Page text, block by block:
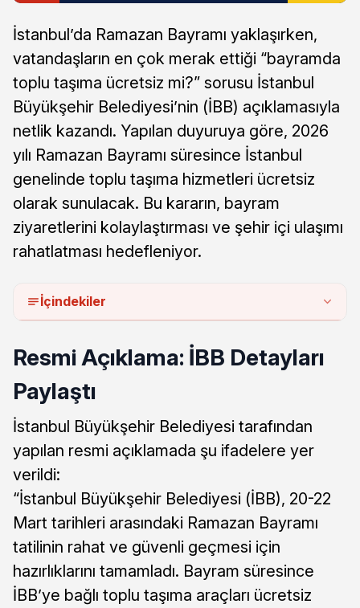
İstanbul’da Ramazan Bayramı yaklaşırken,
vatandaşların en çok merak ettiği “bayramda
toplu taşıma ücretsiz mi?” sorusu İstanbul
Büyükşehir Belediyesi’nin (İBB) açıklamasıyla
netlik kazandı. Yapılan duyuruya göre, 2026
yılı Ramazan Bayramı süresince İstanbul
genelinde toplu taşıma hizmetleri ücretsiz
olarak sunulacak. Bu kararın, bayram
ziyaretlerini kolaylaştırması ve şehir içi ulaşımı
rahatlatması hedefleniyor.
İçindekiler
Resmi Açıklama: İBB Detayları
Paylaştı
İstanbul Büyükşehir Belediyesi tarafından
yapılan resmi açıklamada şu ifadelere yer
verildi:
“İstanbul Büyükşehir Belediyesi (İBB), 20-22
Mart tarihleri arasındaki Ramazan Bayramı
tatilinin rahat ve güvenli geçmesi için
hazırlıklarını tamamladı. Bayram süresince
İBB’ye bağlı toplu taşıma araçları ücretsiz